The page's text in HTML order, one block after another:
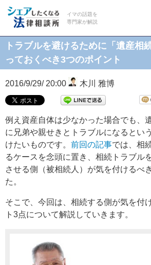
イマの話題を
専門家が解説
トラブルを避けるために「遺産相
っておくべき3つのポイント
2016/9/29/ 20:00 木川 雅博
例え資産自体は少なかった場合でも、
に兄弟や親せきとトラブルになるとい
けたいものです。 前回の記事では、相
るケースを念頭に置き、相続トラブル
させる側（被相続人）が気を付けるべ
た。
そこで、今回は、相続する側が気を付
ト3点について解説していきます。